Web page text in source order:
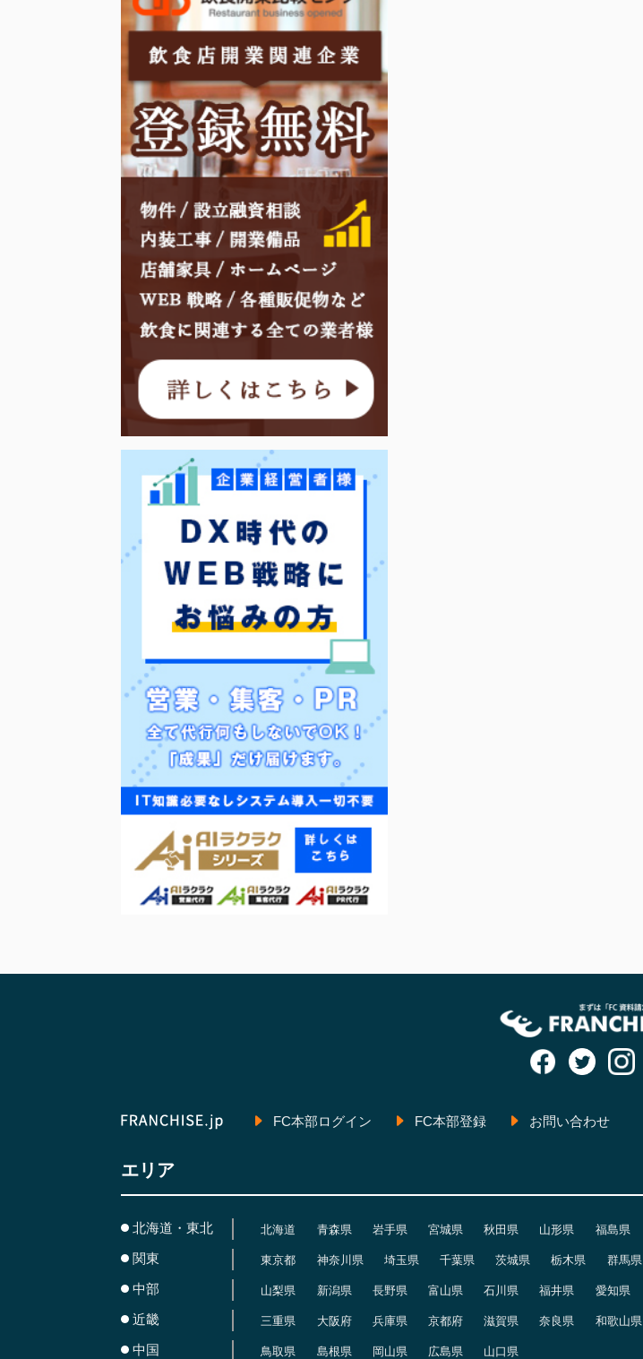
FC本部ログイン FC本部登録 お問い合わせ
エリア
北海道・東北 北海道 青森県 岩手県 宮城県 秋田県 山形県 福島県
関東 東京都 神奈川県 埼玉県 千葉県 茨城県 栃木県 群馬県
中部 山梨県 新潟県 長野県 富山県 石川県 福井県 愛知県
近畿 三重県 大阪府 兵庫県 京都府 滋賀県 奈良県 和歌山県
中国 鳥取県 島根県 岡山県 広島県 山口県